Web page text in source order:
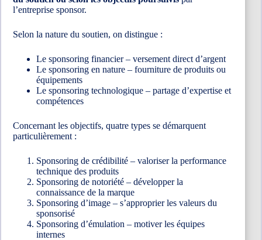
l’entreprise sponsor.
Selon la nature du soutien, on distingue :
Le sponsoring financier – versement direct d’argent
Le sponsoring en nature – fourniture de produits ou
équipements
Le sponsoring technologique – partage d’expertise et
compétences
Concernant les objectifs, quatre types se démarquent
particulièrement :
Sponsoring de crédibilité – valoriser la performance
technique des produits
Sponsoring de notoriété – développer la
connaissance de la marque
Sponsoring d’image – s’approprier les valeurs du
sponsorisé
Sponsoring d’émulation – motiver les équipes
internes